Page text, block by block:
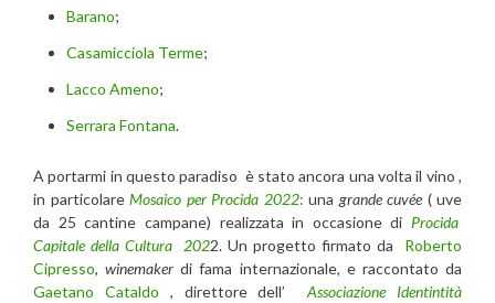
Barano;
Casamicciola Terme;
Lacco Ameno;
Serrara Fontana.
A portarmi in questo paradiso è stato ancora una volta il vino ,
in particolare Mosaico per Procida 2022: una grande cuvée ( uve
da 25 cantine campane) realizzata in occasione di Procida
Capitale della Cultura 2022. Un progetto firmato da Roberto
Cipresso,winemaker di fama internazionale, e raccontato da
Gaetano Cataldo , direttore dell’
Associazione Identintità